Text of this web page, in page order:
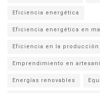
Eficiencia energética
Eficiencia energética en
Eficiencia en la
Emprendimiento en
Energías renovables